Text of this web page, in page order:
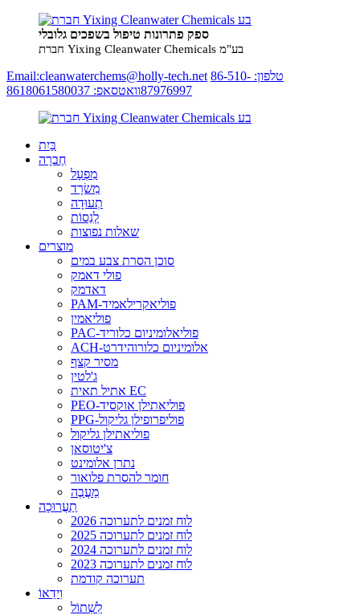
ספק פתרונות טיפול בשפכים גלובלי
חברת Yixing Cleanwater Chemicals בע"מ
Email:cleanwaterchems@holly-tech.net טלפון: 86-510-
87976997וואטסאפ: 8618061580037
בַּיִת
חֶברָה
מִפְעָל
מִשׂרָד
תְעוּדָה
לְנַסוֹת
שאלות נפוצות
מוצרים
סוכן הסרת צבע במים
פולי דאמק
דאדמק
PAM-פוליאקרילאמיד
פוליאמין
PAC-פוליאלומיניום כלוריד
ACH-אלומיניום כלורוהידרט
מסיר קצף
ג'לטין
אתיל תאית EC
PEO-פוליאתילן אוקסיד
PPG-פוליפרופילן גליקול
פוליאתילן גליקול
צ'יטוסאן
נתרן אלומינט
חומר להסרת פלואור
מַעֲבֶה
תַעֲרוּכָה
לוח זמנים לתערוכה 2026
לוח זמנים לתערוכה 2025
לוח זמנים לתערוכה 2024
לוח זמנים לתערוכה 2023
תערוכה קודמת
וִידֵאוֹ
לִשְׁתוֹל